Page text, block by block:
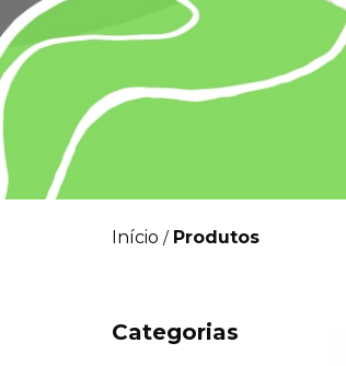
Início / Produtos
Categorias